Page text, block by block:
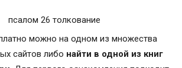
можно на одном из множества
сайтов либо найти в одной из книг